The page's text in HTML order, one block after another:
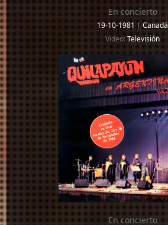
En concierto
19-10-1981|Canadá
Video:Televisión
En concierto